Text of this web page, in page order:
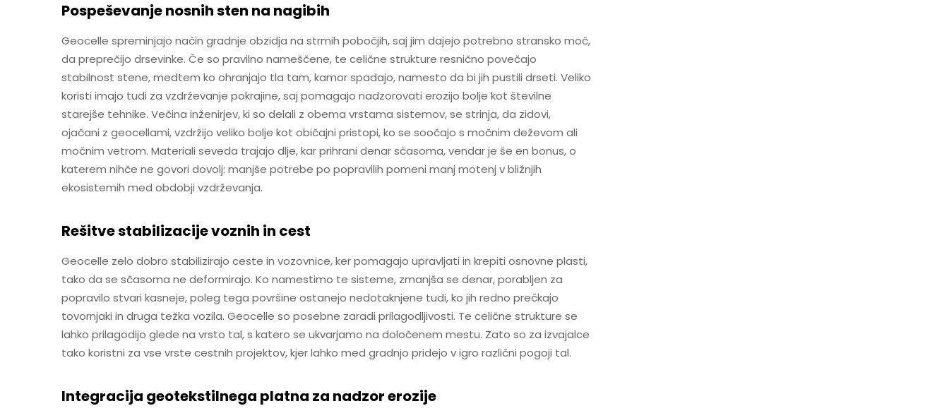
Pospeševanje nosnih sten na nagibih
Geocelle spreminjajo način gradnje obzidja na strmih pobočjih, saj jim dajejo potrebno stransko moč,
da preprečijo drsevinke. Če so pravilno nameščene, te celične strukture resnično povečajo
stabilnost stene, medtem ko ohranjajo tla tam, kamor spadajo, namesto da bi jih pustili drseti. Veliko
koristi imajo tudi za vzdrževanje pokrajine, saj pomagajo nadzorovati erozijo bolje kot številne
starejše tehnike. Večina inženirjev, ki so delali z obema vrstama sistemov, se strinja, da zidovi,
ojačani z geocellami, vzdržijo veliko bolje kot običajni pristopi, ko se soočajo s močnim deževom ali
močnim vetrom. Materiali seveda trajajo dlje, kar prihrani denar sčasoma, vendar je še en bonus, o
katerem nihče ne govori dovolj: manjše potrebe po popravilih pomeni manj motenj v bližnjih
ekosistemih med obdobji vzdrževanja.
Rešitve stabilizacije voznih in cest
Geocelle zelo dobro stabilizirajo ceste in vozovnice, ker pomagajo upravljati in krepiti osnovne plasti,
tako da se sčasoma ne deformirajo. Ko namestimo te sisteme, zmanjša se denar, porabljen za
popravilo stvari kasneje, poleg tega površine ostanejo nedotaknjene tudi, ko jih redno prečkajo
tovornjaki in druga težka vozila. Geocelle so posebne zaradi prilagodljivosti. Te celične strukture se
lahko prilagodijo glede na vrsto tal, s katero se ukvarjamo na določenem mestu. Zato so za izvajalce
tako koristni za vse vrste cestnih projektov, kjer lahko med gradnjo pridejo v igro različni pogoji tal.
Integracija geotekstilnega platna za nadzor erozije